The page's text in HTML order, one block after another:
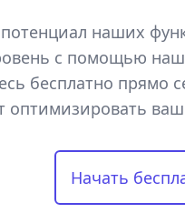
потенциал наших
с помощью
бесплатно прямо
оптимизировать
Начать